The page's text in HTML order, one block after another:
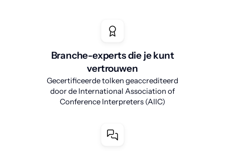
Branche-experts die je kunt
vertrouwen
Gecertificeerde tolken geaccrediteerd
door de International Association of
Conference Interpreters (AIIC)